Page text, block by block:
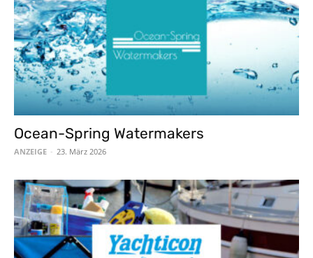
Ocean-Spring Watermakers
ANZEIGE - 23. März 2026